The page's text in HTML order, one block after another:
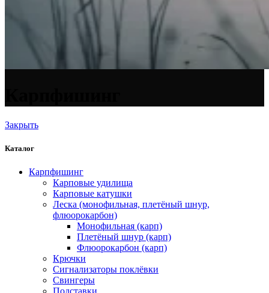
Закрыть
Каталог
Карпфишинг
Карповые удилища
Карповые катушки
Леска (монофильная, плетёный шнур,
флюорокарбон)
Монофильная (карп)
Плетёный шнур (карп)
Флюорокарбон (карп)
Крючки
Сигнализаторы поклёвки
Свингеры